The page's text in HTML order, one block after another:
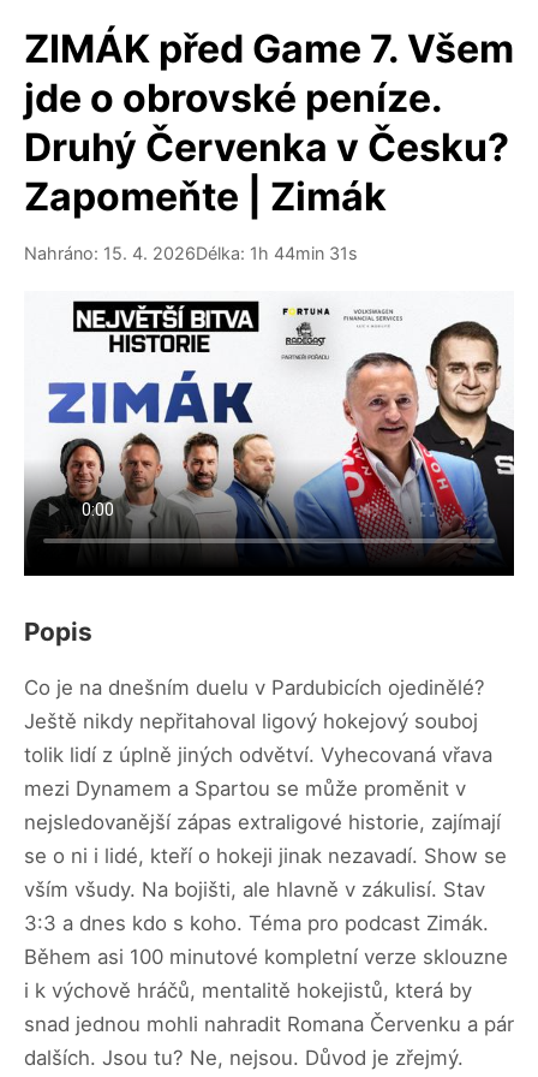
ZIMÁK před Game 7. Všem
jde o obrovské peníze.
Druhý Červenka v Česku?
Zapomeňte | Zimák
Nahráno: 15. 4. 2026Délka: 1h 44min 31s
Popis
Co je na dnešním duelu v Pardubicích ojedinělé?
Ještě nikdy nepřitahoval ligový hokejový souboj
tolik lidí z úplně jiných odvětví. Vyhecovaná vřava
mezi Dynamem a Spartou se může proměnit v
nejsledovanější zápas extraligové historie, zajímají
se o ni i lidé, kteří o hokeji jinak nezavadí. Show se
vším všudy. Na bojišti, ale hlavně v zákulisí. Stav
3:3 a dnes kdo s koho. Téma pro podcast Zimák.
Během asi 100 minutové kompletní verze sklouzne
i k výchově hráčů, mentalitě hokejistů, která by
snad jednou mohli nahradit Romana Červenku a pár
dalších. Jsou tu? Ne, nejsou. Důvod je zřejmý.